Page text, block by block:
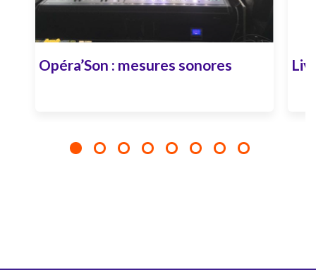
Opéra’Son : mesures sonores